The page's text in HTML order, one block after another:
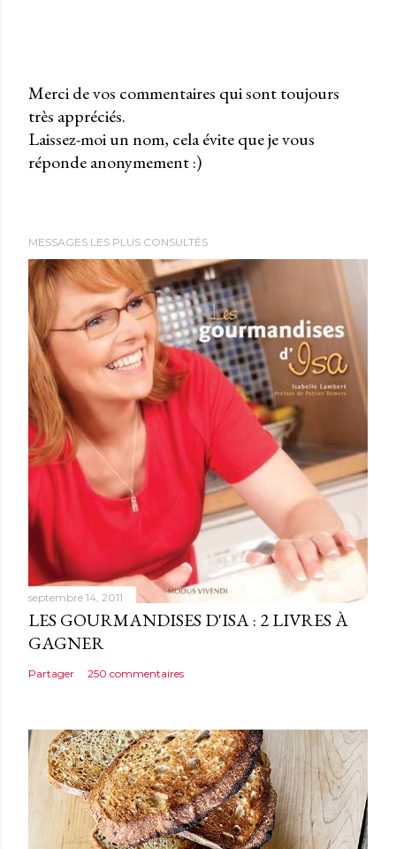
P
u
b
r
u
n
c
o
m
m
e
n
t
a
i
r
e
Merci de vos commentaires qui sont toujours
très appréciés.
Laissez-moi un nom, cela évite que je vous
réponde anonymement :)
MESSAGES LES PLUS CONSULTÉS
septembre 14, 2011
LES GOURMANDISES D'ISA : 2 LIVRES À
GAGNER
Partager 250 commentaires